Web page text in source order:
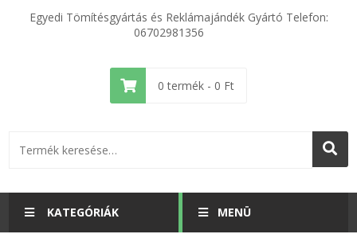
Egyedi Tömítésgyártás és Reklámajándék Gyártó Telefon:
06702981356
0 termék - 0 Ft
KATEGÓRIÁK MENÜ